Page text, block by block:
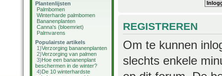
Plantenlijsten
Palmbomen
Winterharde palmbomen
Bananenplanten
Canna's (bloemriet)
Palmvarens
Populairste artikels
1)Verzorging bananenplanten
2)Verzorging van palmen
3)Hoe een bananenplant
beschermen in de winter?
4)De 10 winterhardste
REGISTREREN
Om te kunnen
slechts enkele